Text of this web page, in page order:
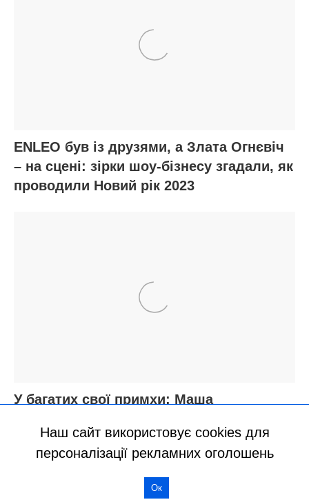
Наш сайт використовує cookies для
персоналізації рекламних оголошень
Ок